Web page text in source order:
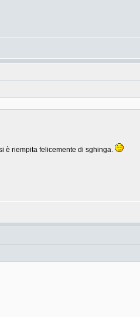
è riempita felicemente di sghinga.